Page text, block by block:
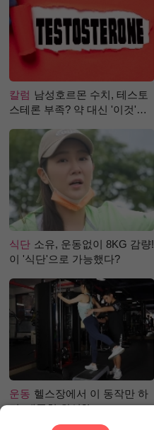
칼럼 남성호르몬 수치, 테스토
스테론 부족? 약 대신 '이것'으
식단 소유, 운동없이 8KG 감량!
이 '식단'으로 가능했다?
운동 헬스장에서 이 동작만 하
면, 애플힙 완성?!